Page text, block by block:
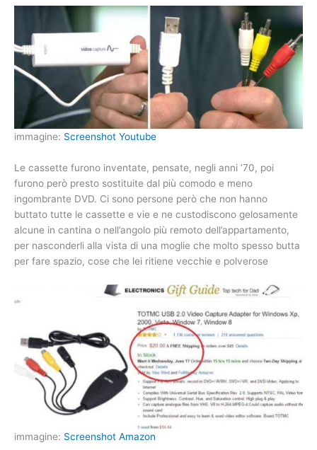
immagine: Screenshot Youtube
Le cassette furono inventate, pensate, negli anni ’70, poi
furono però presto sostituite dal più comodo e meno
ingombrante DVD. Ci sono persone però che non hanno
buttato tutte le cassette e vie e ne custodiscono gelosamente
alcune in cantina o nell’angolo più remoto dell’appartamento,
per nasconderli alla vista di una moglie che molto spesso butta
per fare spazio, cose che lei ritiene vecchie e polverose
immagine: Screenshot Amazon